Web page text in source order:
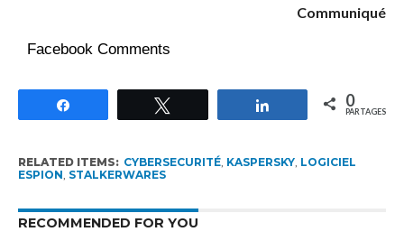
Communiqué
Facebook Comments
Partagez 0
PARTAGES
RELATED ITEMS: CYBERSECURITÉ, KASPERSKY, LOGICIEL
ESPION STALKERWARES
RECOMMENDED FOR YOU